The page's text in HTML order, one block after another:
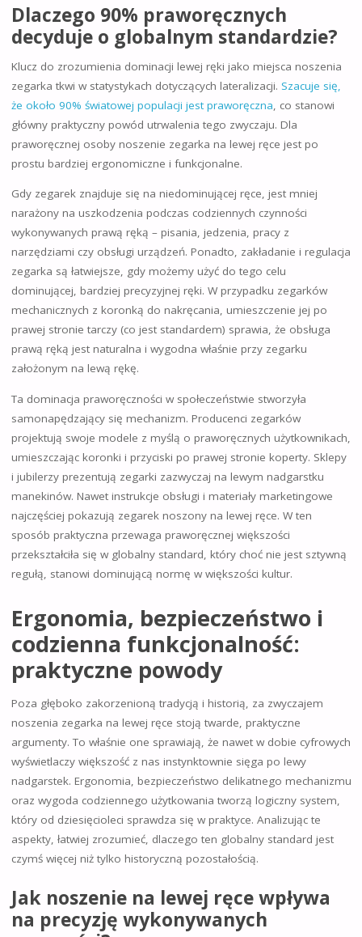
Dlaczego 90% praworęcznych
decyduje o globalnym standardzie?
Klucz do zrozumienia dominacji lewej ręki jako miejsca noszenia
zegarka tkwi w statystykach dotyczących lateralizacji. Szacuje się,
że około 90% światowej populacji jest praworęczna, co stanowi
główny praktyczny powód utrwalenia tego zwyczaju. Dla
praworęcznej osoby noszenie zegarka na lewej ręce jest po
prostu bardziej ergonomiczne i funkcjonalne.
Gdy zegarek znajduje się na niedominującej ręce, jest mniej
narażony na uszkodzenia podczas codziennych czynności
wykonywanych prawą ręką – pisania, jedzenia, pracy z
narzędziami czy obsługi urządzeń. Ponadto, zakładanie i regulacja
zegarka są łatwiejsze, gdy możemy użyć do tego celu
dominującej, bardziej precyzyjnej ręki. W przypadku zegarków
mechanicznych z koronką do nakręcania, umieszczenie jej po
prawej stronie tarczy (co jest standardem) sprawia, że obsługa
prawą ręką jest naturalna i wygodna właśnie przy zegarku
założonym na lewą rękę.
Ta dominacja praworęczności w społeczeństwie stworzyła
samonapędzający się mechanizm. Producenci zegarków
projektują swoje modele z myślą o praworęcznych użytkownikach,
umieszczając koronki i przyciski po prawej stronie koperty. Sklepy
i jubilerzy prezentują zegarki zazwyczaj na lewym nadgarstku
manekinów. Nawet instrukcje obsługi i materiały marketingowe
najczęściej pokazują zegarek noszony na lewej ręce. W ten
sposób praktyczna przewaga praworęcznej większości
przekształciła się w globalny standard, który choć nie jest sztywną
regułą, stanowi dominującą normę w większości kultur.
Ergonomia, bezpieczeństwo i
codzienna funkcjonalność:
praktyczne powody
Poza głęboko zakorzenioną tradycją i historią, za zwyczajem
noszenia zegarka na lewej ręce stoją twarde, praktyczne
argumenty. To właśnie one sprawiają, że nawet w dobie cyfrowych
wyświetlaczy większość z nas instynktownie sięga po lewy
nadgarstek. Ergonomia, bezpieczeństwo delikatnego mechanizmu
oraz wygoda codziennego użytkowania tworzą logiczny system,
który od dziesięcioleci sprawdza się w praktyce. Analizując te
aspekty, łatwiej zrozumieć, dlaczego ten globalny standard jest
czymś więcej niż tylko historyczną pozostałością.
Jak noszenie na lewej ręce wpływa
na precyzję wykonywanych